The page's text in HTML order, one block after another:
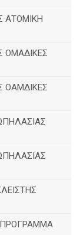
ΑΤΟΜΙΚΗ
ΟΜΑΔΙΚΕΣ
ΟΑΜΔΙΚΕΣ
ΠΡΟΓΡΑΜΜΑ